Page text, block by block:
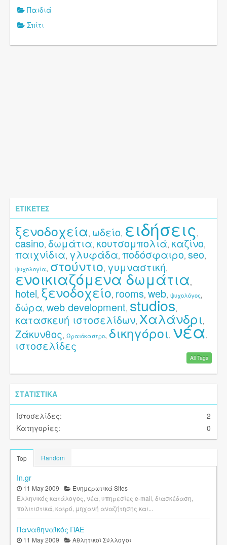
Παιδιά
Σπίτι
ΕΤΙΚΈΤΕΣ
ξενοδοχεία, ωδείο, ειδήσεις ,
casino, δωμάτια, κουτσομπολιά, καζίνο,
παιχνίδια, γλυφάδα, ποδόσφαιρο, seo,
ψυχολογία, στούντιο, γυμναστική,
ενοικιαζόμενα δωμάτια,
hotel, ξενοδοχείο, rooms, web, ψυχολόγος,
δώρα, web development, studios,
κατασκευή ιστοσελίδων, Χαλάνδρι,
Ζάκυνθος, Ωραιόκαστρο, δικηγόροι, νέα,
ιστοσελίδες
All Tags
ΣΤΑΤΙΣΤΙΚΆ
Ιστοσελίδες:
2
Κατηγορίες:
0
Top Random
In.gr
11 May 2009
Ενημερωτικά Sites
Ελληνικός κατάλογος, νέα, υπηρεσίες e-mail, διασκέδαση,
πολιτιστικά, καιρό, μηχανή αναζήτησης και...
Παναθηναϊκός ΠΑΕ
11 May 2009
Αθλητικοί Σύλλογοι